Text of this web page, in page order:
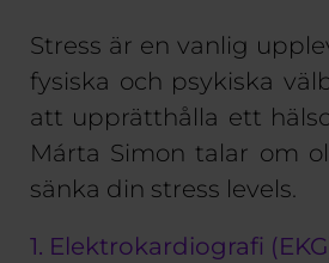
Stress är en vanlig
fysiska och psykiska
att upprätthålla ett
Márta Simon talar om
sänka din stress levels.
1. Elektrokardiografi